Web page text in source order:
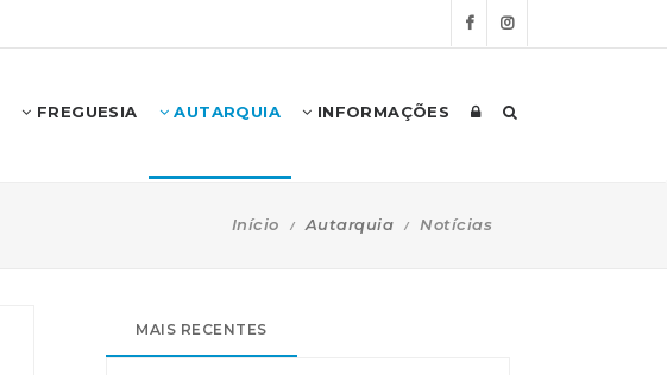
FREGUESIA AUTARQUIA INFORMAÇÕES
Início Autarquia Notícias
MAIS RECENTES